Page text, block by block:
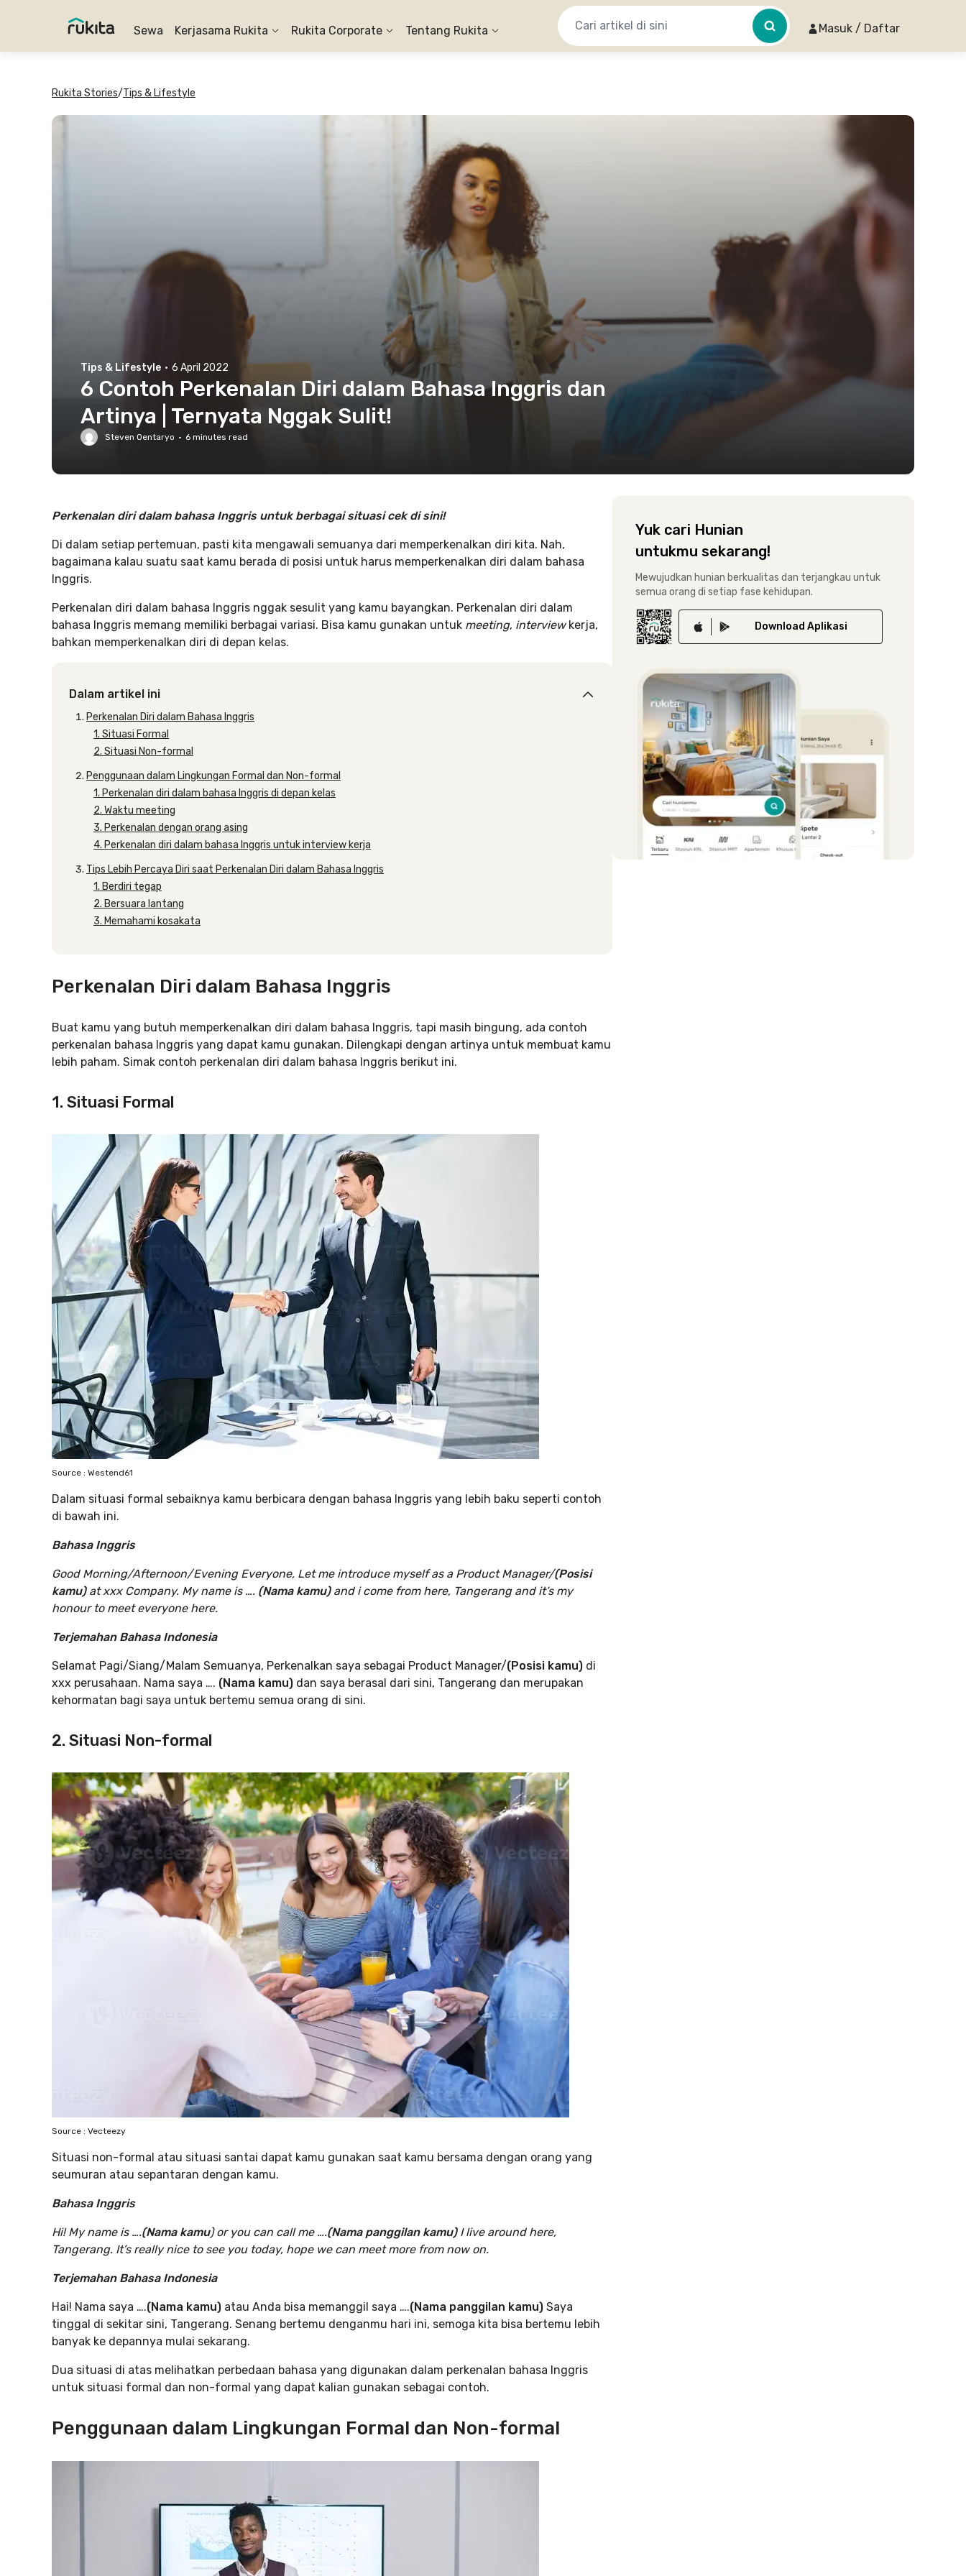
Sewa Kerjasama Rukita Rukita Corporate Tentang Rukita Masuk / Daftar
Rukita Stories/Tips & Lifestyle
Tips & Lifestyle · 6 April 2022
6 Contoh Perkenalan Diri dalam Bahasa Inggris dan
Artinya | Ternyata Nggak Sulit!
Steven Oentaryo · 6 minutes read
Perkenalan diri dalam bahasa Inggris untuk berbagai situasi cek di sini!
Di dalam setiap pertemuan, pasti kita mengawali semuanya dari memperkenalkan diri kita. Nah,
bagaimana kalau suatu saat kamu berada di posisi untuk harus memperkenalkan diri dalam bahasa
Inggris.
Perkenalan diri dalam bahasa Inggris nggak sesulit yang kamu bayangkan. Perkenalan diri dalam
bahasa Inggris memang memiliki berbagai variasi. Bisa kamu gunakan untuk meeting, interview kerja,
bahkan memperkenalkan diri di depan kelas.
Dalam artikel ini
Perkenalan Diri dalam Bahasa Inggris
1. Situasi Formal
2. Situasi Non-formal
Penggunaan dalam Lingkungan Formal dan Non-formal
1. Perkenalan diri dalam bahasa Inggris di depan kelas
2. Waktu meeting
3. Perkenalan dengan orang asing
4. Perkenalan diri dalam bahasa Inggris untuk interview kerja
Tips Lebih Percaya Diri saat Perkenalan Diri dalam Bahasa Inggris
1. Berdiri tegap
2. Bersuara lantang
3. Memahami kosakata
Perkenalan Diri dalam Bahasa Inggris
Buat kamu yang butuh memperkenalkan diri dalam bahasa Inggris, tapi masih bingung, ada contoh
perkenalan bahasa Inggris yang dapat kamu gunakan. Dilengkapi dengan artinya untuk membuat kamu
lebih paham. Simak contoh perkenalan diri dalam bahasa Inggris berikut ini.
1. Situasi Formal
Source : Westend61
Dalam situasi formal sebaiknya kamu berbicara dengan bahasa Inggris yang lebih baku seperti contoh
di bawah ini.
Bahasa Inggris
Good Morning/Afternoon/Evening Everyone, Let me introduce myself as a Product Manager/(Posisi
kamu)at xxx Company. My name is …. (Nama kamu)and i come from here, Tangerang and it’s my
honour to meet everyone here.
Terjemahan Bahasa Indonesia
Selamat Pagi/Siang/Malam Semuanya, Perkenalkan saya sebagai Product Manager/(Posisi kamu) di
xxx perusahaan. Nama saya …. (Nama kamu) dan saya berasal dari sini, Tangerang dan merupakan
kehormatan bagi saya untuk bertemu semua orang di sini.
2. Situasi Non-formal
Source : Vecteezy
Situasi non-formal atau situasi santai dapat kamu gunakan saat kamu bersama dengan orang yang
seumuran atau sepantaran dengan kamu.
Bahasa Inggris
Hi! My name is ….(Nama kamu) or you can call me ….(Nama panggilan kamu)I live around here,
Tangerang. It’s really nice to see you today, hope we can meet more from now on.
Terjemahan Bahasa Indonesia
Hai! Nama saya ….(Nama kamu) atau Anda bisa memanggil saya ….(Nama panggilan kamu) Saya
tinggal di sekitar sini, Tangerang. Senang bertemu denganmu hari ini, semoga kita bisa bertemu lebih
banyak ke depannya mulai sekarang.
Dua situasi di atas melihatkan perbedaan bahasa yang digunakan dalam perkenalan bahasa Inggris
untuk situasi formal dan non-formal yang dapat kalian gunakan sebagai contoh.
Penggunaan dalam Lingkungan Formal dan Non-formal
Yuk cari Hunian
untukmu sekarang!
Mewujudkan hunian berkualitas dan terjangkau untuk
semua orang di setiap fase kehidupan.
Download Aplikasi